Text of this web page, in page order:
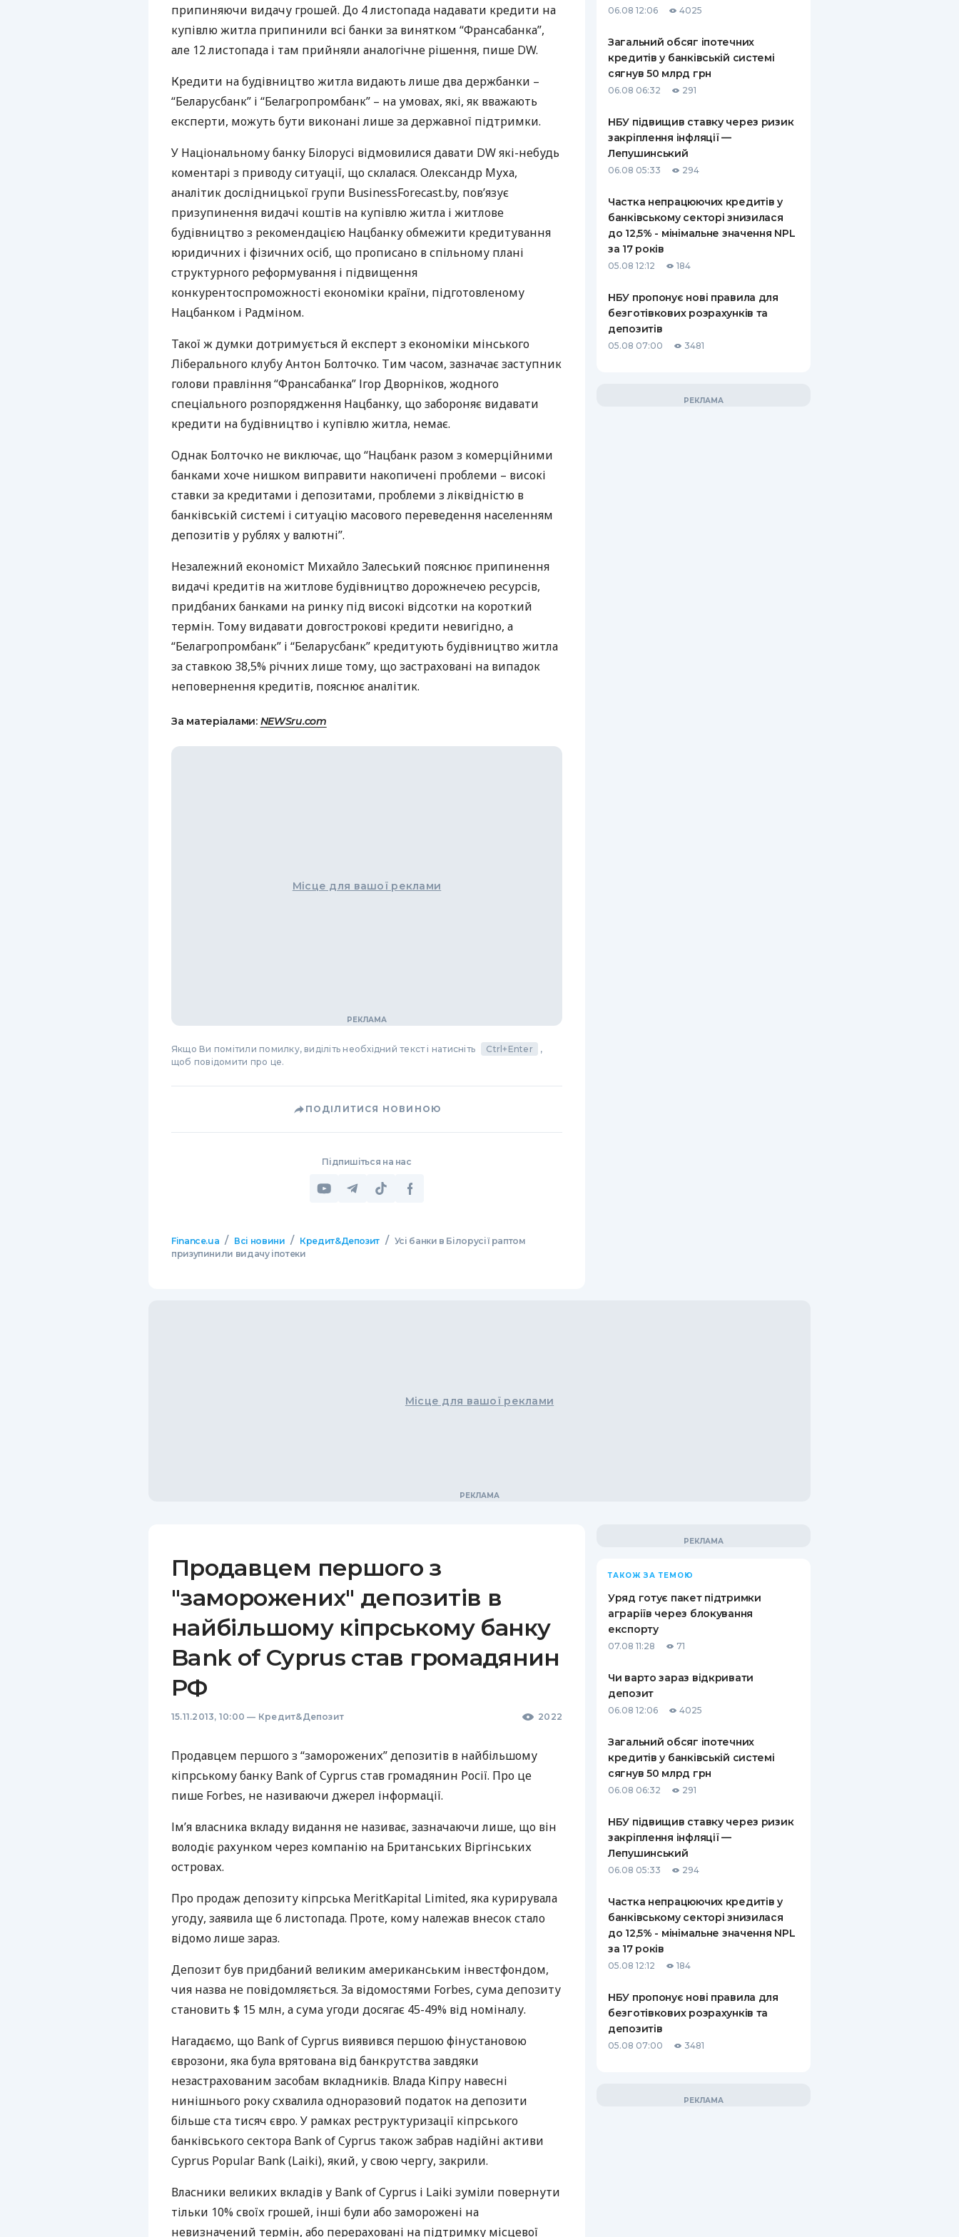
КАРТОК
КЕШБЕКУ
ПУТІВНИКИ ПО
БАНКІВСЬКИХ КАРТКАХ
СТРАХУВАННЮ
ВСІ СТРАХОВІ ПОЛІСИ
СТРАХОВІ КОМПАНІЇ
ВІДГУКИ ПРО СТРАХОВІ
КОМПАНІЇ
припиняючи видачу грошей. До 4 листопада надавати кредити на
купівлю житла припинили всі банки за винятком “Франсабанка”,
але 12 листопада і там прийняли аналогічне рішення, пише DW.
Кредити на будівництво житла видають лише два держбанки –
“Беларусбанк” і “Белагропромбанк” – на умовах, які, як вважають
експерти, можуть бути виконані лише за державної підтримки.
У Національному банку Білорусі відмовилися давати DW які-небудь
коментарі з приводу ситуації, що склалася. Олександр Муха,
аналітик дослідницької групи BusinessForecast.by, пов’язує
призупинення видачі коштів на купівлю житла і житлове
будівництво з рекомендацією Нацбанку обмежити кредитування
юридичних і фізичних осіб, що прописано в спільному плані
структурного реформування і підвищення
конкурентоспроможності економіки країни, підготовленому
Нацбанком і Радміном.
Такої ж думки дотримується й експерт з економіки мінського
Ліберального клубу Антон Болточко. Тим часом, зазначає заступник
голови правління “Франсабанка” Ігор Дворніков, жодного
спеціального розпорядження Нацбанку, що забороняє видавати
кредити на будівництво і купівлю житла, немає.
Однак Болточко не виключає, що “Нацбанк разом з комерційними
банками хоче нишком виправити накопичені проблеми – високі
ставки за кредитами і депозитами, проблеми з ліквідністю в
банківській системі і ситуацію масового переведення населенням
депозитів у рублях у валютні”.
Незалежний економіст Михайло Залеський пояснює припинення
видачі кредитів на житлове будівництво дорожнечею ресурсів,
придбаних банками на ринку під високі відсотки на короткий
термін. Тому видавати довгострокові кредити невигідно, а
“Белагропромбанк” і “Беларусбанк” кредитують будівництво житла
за ставкою 38,5% річних лише тому, що застраховані на випадок
неповернення кредитів, пояснює аналітик.
За матеріалами: NEWSru.com
Місце для вашої реклами
Якщо Ви помітили помилку, виділіть необхідний текст і натисніть Ctrl+Enter
,
щоб повідомити про це.
ПОДІЛИТИСЯ НОВИНОЮ
Підпишіться на нас
Finance.ua / Всі новини / Кредит&Депозит / Усі банки в Білорусії раптом
призупинили видачу іпотеки
06.08 12:06 4025
Загальний обсяг іпотечних
кредитів у банківській системі
сягнув 50 млрд грн
06.08 06:32 291
НБУ підвищив ставку через ризик
закріплення інфляції —
Лепушинський
06.08 05:33 294
Частка непрацюючих кредитів у
банківському секторі знизилася
до 12,5% - мінімальне значення NPL
за 17 років
05.08 12:12 184
НБУ пропонує нові правила для
безготівкових розрахунків та
депозитів
05.08 07:00 3481
Місце для вашої реклами
Продавцем першого з
"заморожених" депозитів в
найбільшому кіпрському банку
Bank of Cyprus став громадянин
РФ
15.11.2013, 10:00 — Кредит&Депозит 2022
Продавцем першого з “заморожених” депозитів в найбільшому
кіпрському банку Bank of Cyprus став громадянин Росії. Про це
пише Forbes, не називаючи джерел інформації.
Ім’я власника вкладу видання не називає, зазначаючи лише, що він
володіє рахунком через компанію на Британських Віргінських
островах.
Про продаж депозиту кіпрська MeritKapital Limited, яка курирувала
угоду, заявила ще 6 листопада. Проте, кому належав внесок стало
відомо лише зараз.
Депозит був придбаний великим американським інвестфондом,
чия назва не повідомляється. За відомостями Forbes, сума депозиту
становить $ 15 млн, а сума угоди досягає 45-49% від номіналу.
Нагадаємо, що Bank of Cyprus виявився першою фінустановою
єврозони, яка була врятована від банкрутства завдяки
незастрахованим засобам вкладників. Влада Кіпру навесні
нинішнього року схвалила одноразовий податок на депозити
більше ста тисяч євро. У рамках реструктуризації кіпрського
банківського сектора Bank of Cyprus також забрав надійні активи
Cyprus Popular Bank (Laiki), який, у свою чергу, закрили.
Власники великих вкладів у Bank of Cyprus і Laiki зуміли повернути
тільки 10% своїх грошей, інші були або заморожені на
невизначений термін, або перераховані на підтримку місцевої
ТАКОЖ ЗА ТЕМОЮ
Уряд готує пакет підтримки
аграріїв через блокування
експорту
07.08 11:28 71
Чи варто зараз відкривати
депозит
06.08 12:06 4025
Загальний обсяг іпотечних
кредитів у банківській системі
сягнув 50 млрд грн
06.08 06:32 291
НБУ підвищив ставку через ризик
закріплення інфляції —
Лепушинський
06.08 05:33 294
Частка непрацюючих кредитів у
банківському секторі знизилася
до 12,5% - мінімальне значення NPL
за 17 років
05.08 12:12 184
НБУ пропонує нові правила для
безготівкових розрахунків та
депозитів
05.08 07:00 3481